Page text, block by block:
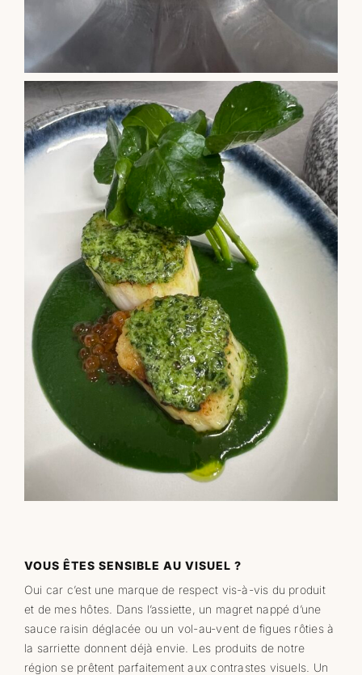
VOUS ÊTES SENSIBLE AU VISUEL ?
Oui car c’est une marque de respect vis-à-vis du produit
et de mes hôtes. Dans l’assiette, un magret nappé d’une
sauce raisin déglacée ou un vol-au-vent de figues rôties à
la sarriette donnent déjà envie. Les produits de notre
région se prêtent parfaitement aux contrastes visuels. Un